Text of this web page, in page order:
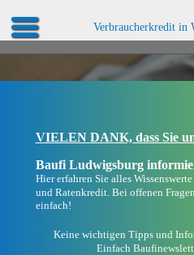
Verbraucherkredit in
VIELEN DANK, dass Sie
Baufi Ludwigsburg
Hier erfahren Sie alles
und Ratenkredit. Bei offenen
einfach!
Keine wichtigen Tipps und
Einfach